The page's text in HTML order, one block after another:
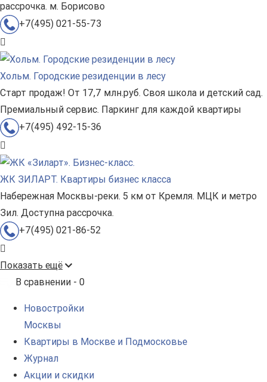
рассрочка. м. Борисово
+7(495) 021-55-73
Хольм. Городские резиденции в лесу
Старт продаж! От 17,7 млн.руб. Своя школа и детский сад.
Премиальный сервис. Паркинг для каждой квартиры
+7(495) 492-15-36
ЖК ЗИЛАРТ. Квартиры бизнес класса
Набережная Москвы-реки. 5 км от Кремля. МЦК и метро
Зил. Доступна рассрочка.
+7(495) 021-86-52
Показать ещё
В сравнении - 0
Новостройки
Москвы
Квартиры в Москве и Подмосковье
Журнал
Акции и скидки